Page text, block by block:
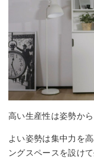
高い生産性は姿勢から
よい姿勢は集中力を
ングスペースを設け